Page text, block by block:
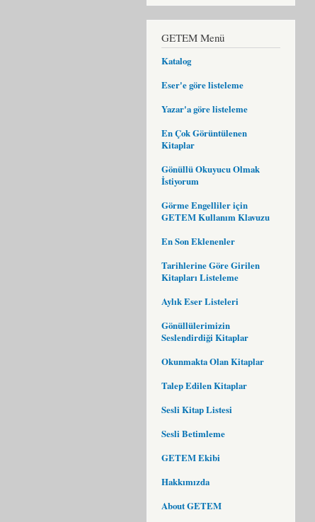
GETEM Menü
Katalog
Eser'e göre listeleme
Yazar'a göre listeleme
En Çok Görüntülenen
Kitaplar
Gönüllü Okuyucu Olmak
İstiyorum
Görme Engelliler için
GETEM Kullanım Klavuzu
En Son Eklenenler
Tarihlerine Göre Girilen
Kitapları Listeleme
Aylık Eser Listeleri
Gönüllülerimizin
Seslendirdiği Kitaplar
Okunmakta Olan Kitaplar
Talep Edilen Kitaplar
Sesli Kitap Listesi
Sesli Betimleme
GETEM Ekibi
Hakkımızda
About GETEM